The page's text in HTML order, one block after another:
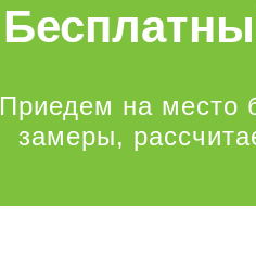
Приедем на место
замеры,